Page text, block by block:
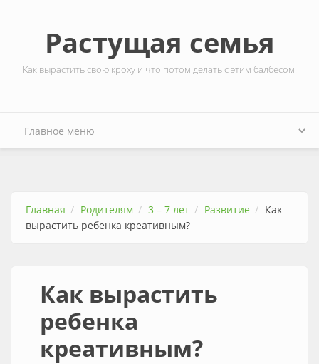
Растущая семья
Как вырастить свою кроху и что потом делать с этим балбесом.
Главная Родителям 3 – 7 лет Развитие
Как
вырастить ребенка креативным?
Как вырастить
ребенка
креативным?